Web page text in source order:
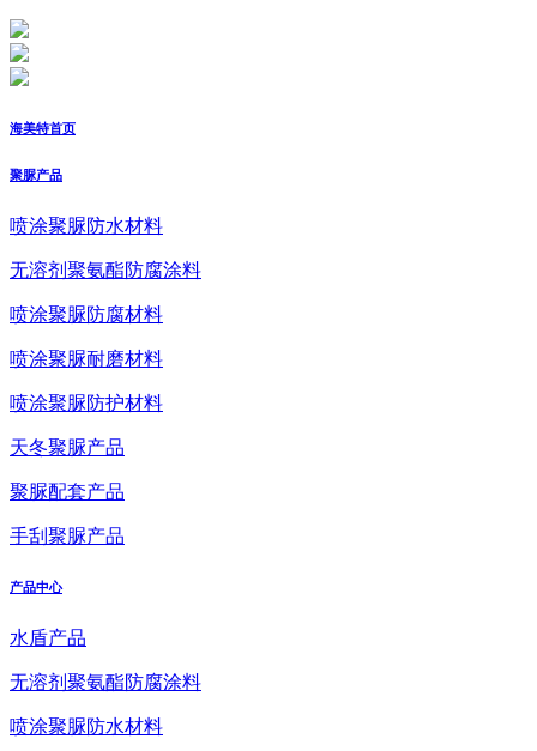
海美特首页
聚脲产品
喷涂聚脲防水材料
无溶剂聚氨酯防腐涂料
喷涂聚脲防腐材料
喷涂聚脲耐磨材料
喷涂聚脲防护材料
天冬聚脲产品
聚脲配套产品
手刮聚脲产品
产品中心
水盾产品
无溶剂聚氨酯防腐涂料
喷涂聚脲防水材料